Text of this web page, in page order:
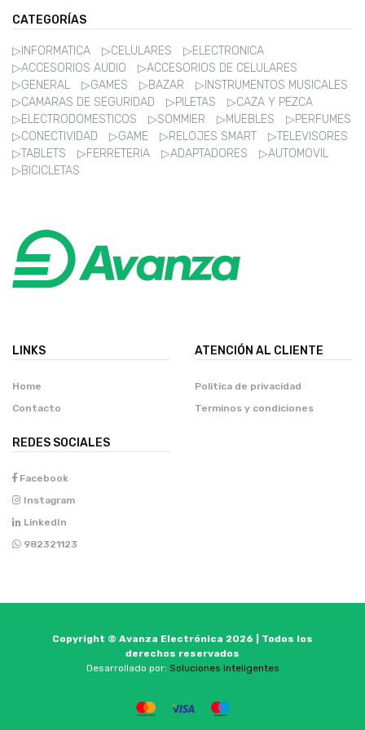
CATEGORÍAS
▷INFORMATICA ▷CELULARES
▷ELECTRONICA
▷ACCESORIOS AUDIO
▷ACCESORIOS DE CELULARES
▷GENERAL
▷GAMES ▷BAZAR
▷INSTRUMENTOS MUSICALES
▷CAMARAS DE SEGURIDAD
▷PILETAS
▷CAZA Y PEZCA
▷ELECTRODOMESTICOS
▷SOMMIER ▷MUEBLES
▷PERFUMES
▷CONECTIVIDAD
▷GAME ▷RELOJES SMART
▷TELEVISORES
▷TABLETS
▷FERRETERIA ▷ADAPTADORES
▷AUTOMOVIL
▷BICICLETAS
LINKS
Home
Contacto
ATENCIÓN AL CLIENTE
Politica de privacidad
Terminos y condiciones
REDES SOCIALES
Facebook
Instagram
LinkedIn
982321123
Copyright © Avanza Electrónica 2026 | Todos los
derechos reservados
Desarrollado por: Soluciones Inteligentes